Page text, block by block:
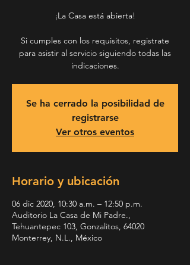
¡La Casa está abierta!
Si cumples con los requisitos, registrate
para asistir al servicio siguiendo todas las
indicaciones.
Se ha cerrado la posibilidad de
registrarse
Ver otros eventos
Horario y ubicación
06 dic 2020, 10:30 a.m. – 12:50 p.m.
Auditorio La Casa de Mi Padre.,
Tehuantepec 103, Gonzalitos, 64020
Monterrey, N.L., México